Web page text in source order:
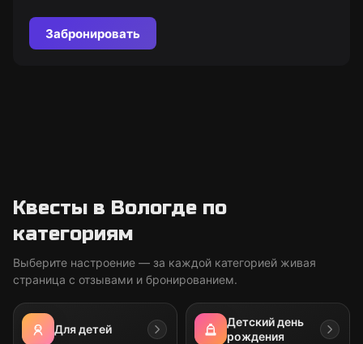
информация о мероприятиях.
Забронировать
Квесты в Вологде по
категориям
Выберите настроение — за каждой категорией живая
страница с отзывами и бронированием.
Для детей
Детский день
рождения